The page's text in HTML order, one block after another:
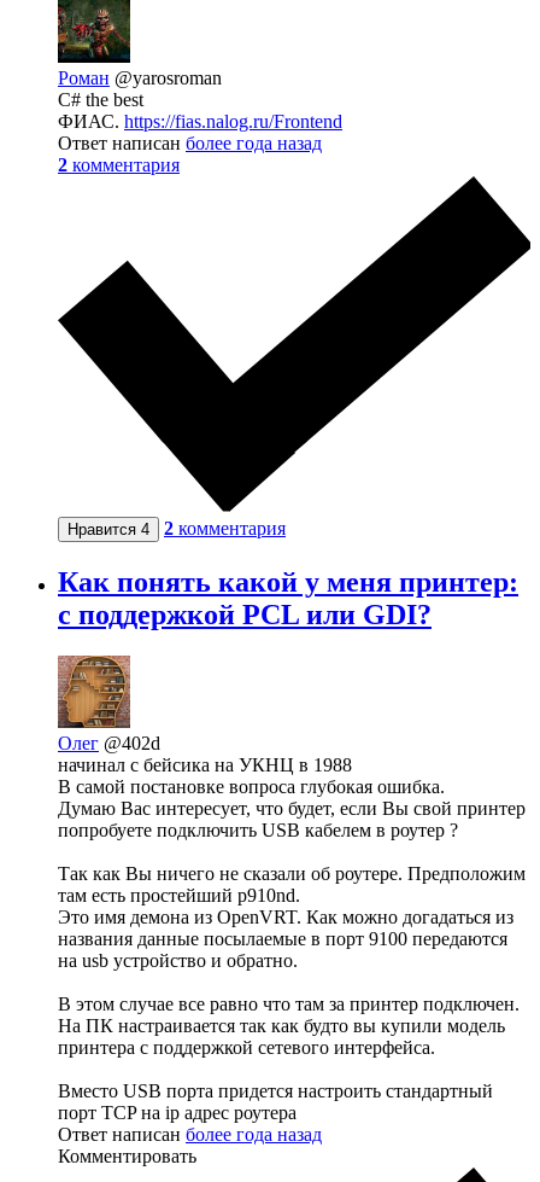
Роман @yarosroman
C# the best
ФИАС. https://fias.nalog.ru/Frontend
Ответ написан более года назад
2 комментария
Нравится 4 2 комментария
Как понять какой у меня принтер:
с поддержкой PCL или GDI?
Олег @402d
начинал с бейсика на УКНЦ в 1988
В самой постановке вопроса глубокая ошибка.
Думаю Вас интересует, что будет, если Вы свой принтер
попробуете подключить USB кабелем в роутер ?
Так как Вы ничего не сказали об роутере. Предположим
там есть простейший p910nd.
Это имя демона из OpenVRT. Как можно догадаться из
названия данные посылаемые в порт 9100 передаются
на usb устройство и обратно.
В этом случае все равно что там за принтер подключен.
На ПК настраивается так как будто вы купили модель
принтера с поддержкой сетевого интерфейса.
Вместо USB порта придется настроить стандартный
порт TCP на ip адрес роутера
Ответ написан более года назад
Комментировать